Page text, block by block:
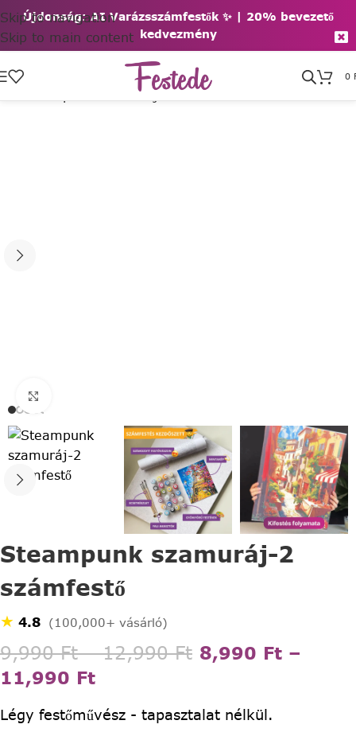
Újdonság: AI Varázsszámfestők ✨ | 20% bevezető
kedvezmény
Skip to navigation
Skip to main content
0
Steampunk szamuráj-2
számfestő
★ 4.8 (100,000+ vásárló)
9,990Ft – 12,990Ft 8,990 Ft –
11,990 Ft
Légy festőművész - tapasztalat nélkül.